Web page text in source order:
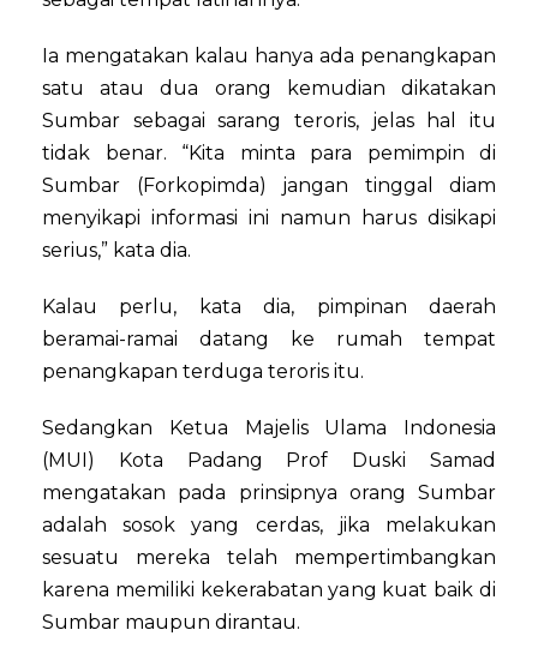
Ia mengatakan kalau hanya ada penangkapan
satu atau dua orang kemudian dikatakan
Sumbar sebagai sarang teroris, jelas hal itu
tidak benar. “Kita minta para pemimpin di
Sumbar (Forkopimda) jangan tinggal diam
menyikapi informasi ini namun harus disikapi
serius,” kata dia.
Kalau perlu, kata dia, pimpinan daerah
beramai-ramai datang ke rumah tempat
penangkapan terduga teroris itu.
Sedangkan Ketua Majelis Ulama Indonesia
(MUI) Kota Padang Prof Duski Samad
mengatakan pada prinsipnya orang Sumbar
adalah sosok yang cerdas, jika melakukan
sesuatu mereka telah mempertimbangkan
karena memiliki kekerabatan yang kuat baik di
Sumbar maupun dirantau.